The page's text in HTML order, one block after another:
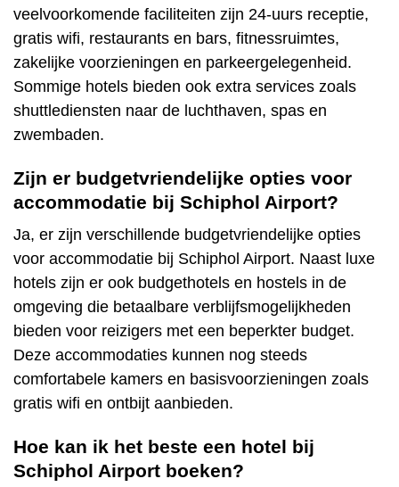
veelvoorkomende faciliteiten zijn 24-uurs receptie,
gratis wifi, restaurants en bars, fitnessruimtes,
zakelijke voorzieningen en parkeergelegenheid.
Sommige hotels bieden ook extra services zoals
shuttlediensten naar de luchthaven, spas en
zwembaden.
Zijn er budgetvriendelijke opties voor
accommodatie bij Schiphol Airport?
Ja, er zijn verschillende budgetvriendelijke opties
voor accommodatie bij Schiphol Airport. Naast luxe
hotels zijn er ook budgethotels en hostels in de
omgeving die betaalbare verblijfsmogelijkheden
bieden voor reizigers met een beperkter budget.
Deze accommodaties kunnen nog steeds
comfortabele kamers en basisvoorzieningen zoals
gratis wifi en ontbijt aanbieden.
Hoe kan ik het beste een hotel bij
Schiphol Airport boeken?